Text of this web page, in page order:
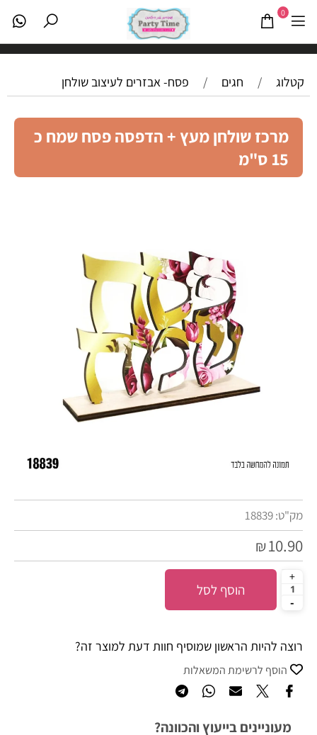
0
קטלוג / חגים / פסח- אבזרים לעיצוב שולחן
מרכז שולחן מעץ + הדפסה פסח שמח כ
15 ס"מ
מק"ט:18839
₪10.90
הוסף לסל
רוצה להיות הראשון שמוסיף חוות דעת למוצר זה?
הוסף לרשימת המשאלות
מעוניינים בייעוץ והכוונה?